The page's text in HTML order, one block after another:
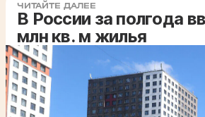
ЧИТАЙТЕ ДАЛЕЕ
В России за полгода
млн кв. м жилья